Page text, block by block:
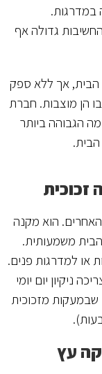
במדרגות.
גדולה אף
הבית, אך ללא ספק
הן מוצבות. חברת
הגבוהה ביותר
הבית.
זכוכית
האחרים. הוא מקנה
משמעותית.
או למדרגות פנים.
ניקיון יום יומי
שבמעקות מזכוכית
עץ